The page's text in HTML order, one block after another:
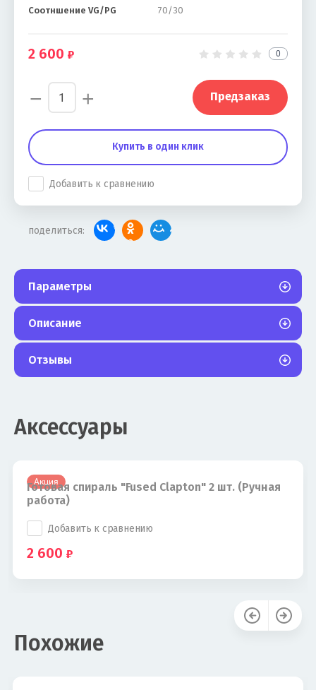
Соотншение VG/PG 70/30
2 600 0
− + Предзаказ
Купить в один клик
Добавить к сравнению
поделиться:
Параметры
Описание
Отзывы
Аксессуары
Акция
Готовая спираль "Fused Clapton" 2 шт. (Ручная
работа)
Добавить к сравнению
2 600
Похожие